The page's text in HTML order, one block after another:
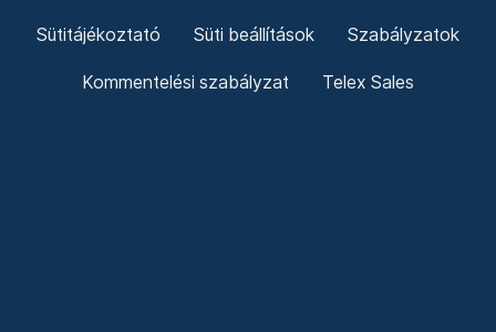
Sütitájékoztató Süti beállítások Szabályzatok
Kommentelési szabályzat Telex Sales